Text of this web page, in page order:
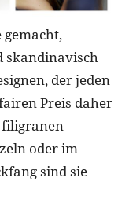
gemacht,
skandinavisch
der jeden
Preis daher
filigranen
oder im
sind sie